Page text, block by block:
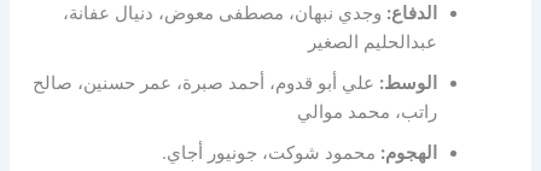
الدفاع: وجدي نبهان، مصطفى معوض، دنيال عفانة،
عبدالحليم الصغير
الوسط: علي أبو قدوم، أحمد صبرة، عمر حسنين، صالح
راتب، محمد موالي
الهجوم: محمود شوكت، جونيور أجاي.